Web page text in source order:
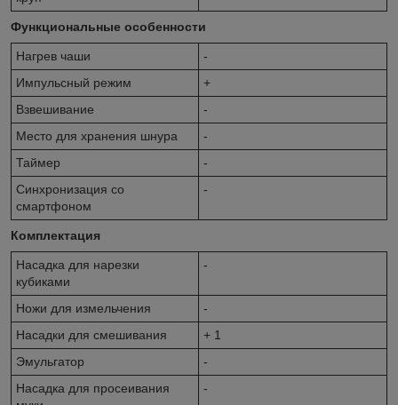
Функциональные особенности
Нагрев чаши
-
Импульсный режим
+
Взвешивание
-
Место для хранения шнура
-
Таймер
-
Синхронизация со
смартфоном
-
Комплектация
Насадка для нарезки
кубиками
-
Ножи для измельчения
-
Насадки для смешивания
+ 1
Эмульгатор
-
Насадка для просеивания
-